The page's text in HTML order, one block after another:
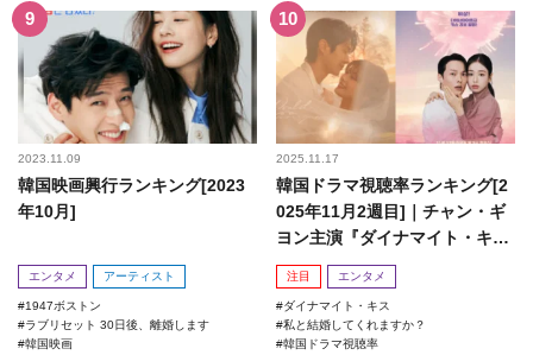
2023.11.09
韓国映画興行ランキング[2023
年10月]
エンタメ アーティスト
1947ボストン
ラブリセット 30日後、離婚します
韓国映画
2025.11.17
韓国ドラマ視聴率ランキング[2
025年11月2週目]｜チャン・ギ
ヨン主演『ダイナマイト・キ
ス』がランクイン！
注目 エンタメ
ダイナマイト・キス
私と結婚してくれますか？
韓国ドラマ視聴率